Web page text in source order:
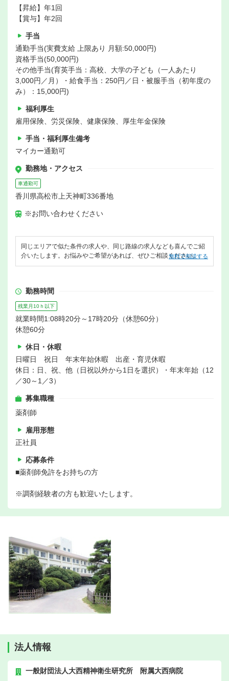
【昇給】年1回
【賞与】年2回
手当
通勤手当(実費支給 上限あり 月額:50,000円)
資格手当(50,000円)
その他手当(育英手当：高校、大学の子ども（一人あたり
3,000円／月）・給食手当：250円／日・被服手当（初年度の
み）：15,000円)
福利厚生
雇用保険、労災保険、健康保険、厚生年金保険
手当・福利厚生備考
マイカー通勤可
勤務地・アクセス
車通勤可
香川県高松市上天神町336番地
※お問い合わせください
同じエリアで似た条件の求人や、同じ路線の求人なども喜んでご紹
介いたします。お悩みやご希望があれば、ぜひご相談ください。
無料で相談する
勤務時間
残業月10ｈ以下
就業時間1:08時20分～17時20分（休憩60分）
休憩60分
休日・休暇
日曜日 祝日 年末年始休暇 出産・育児休暇
休日：日、祝、他（日祝以外から1日を選択）・年末年始（12
／30～1／3）
募集職種
薬剤師
雇用形態
正社員
応募条件
■薬剤師免許をお持ちの方
※調剤経験者の方も歓迎いたします。
法人情報
一般財団法人大西精神衛生研究所 附属大西病院